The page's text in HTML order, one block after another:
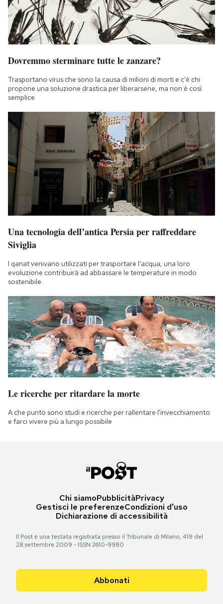
Dovremmo sterminare tutte le zanzare?
Trasportano virus che sono la causa di milioni di morti e c'è chi
propone una soluzione drastica per liberarsene, ma non è così
semplice
Una tecnologia dell’antica Persia per raffreddare
Siviglia
I qanat venivano utilizzati per trasportare l'acqua, una loro
evoluzione contribuirà ad abbassare le temperature in modo
sostenibile
Le ricerche per ritardare la morte
A che punto sono studi e ricerche per rallentare l'invecchiamento
e farci vivere più a lungo possibile
Chi siamoPubblicitàPrivacy
Gestisci le preferenzeCondizioni d'uso
Dichiarazione di accessibilità
Il Post è una testata registrata presso il Tribunale di Milano, 419 del
28 settembre 2009 - ISSN 2610-9980
Abbonati